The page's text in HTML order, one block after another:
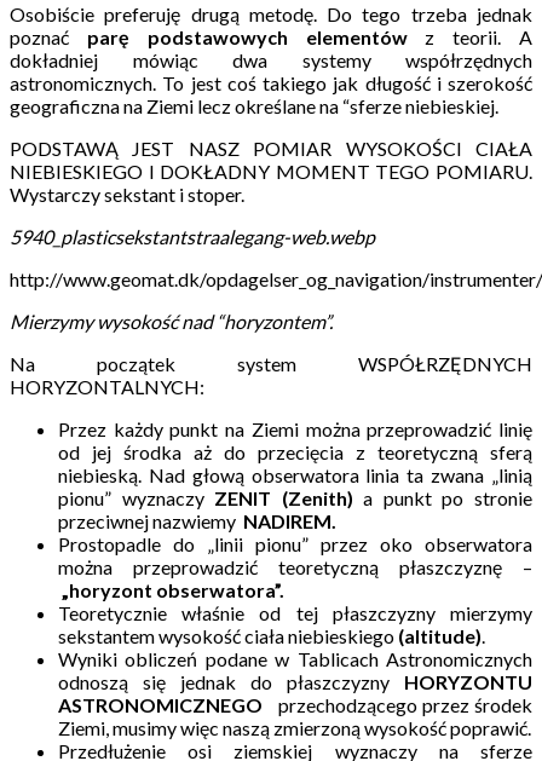
Osobiście preferuję drugą metodę. Do tego trzeba jednak
poznać parę podstawowych elementówz teorii. A
dokładniej mówiąc dwa systemy współrzędnych
astronomicznych. To jest coś takiego jak długość i szerokość
geograficzna na Ziemi lecz określane na “sferze niebieskiej.
PODSTAWĄ JEST NASZ POMIAR WYSOKOŚCI CIAŁA
NIEBIESKIEGO I DOKŁADNY MOMENT TEGO POMIARU.
Wystarczy sekstant i stoper.
5940_plasticsekstantstraalegang-web.webp
http://www.geomat.dk/opdagelser_og_navigation/
Mierzymy wysokość nad “horyzontem”.
Na początek system WSPÓŁRZĘDNYCH
HORYZONTALNYCH:
Przez każdy punkt na Ziemi można przeprowadzić linię
od jej środka aż do przecięcia z teoretyczną sferą
niebieską. Nad głową obserwatora linia ta zwana „linią
pionu” wyznaczy ZENIT (Zenith) a punkt po stronie
przeciwnej nazwiemy NADIREM.
Prostopadle do „linii pionu” przez oko obserwatora
można przeprowadzić teoretyczną płaszczyznę –
„horyzont obserwatora”.
Teoretycznie właśnie od tej płaszczyzny mierzymy
sekstantem wysokość ciała niebieskiego (altitude).
Wyniki obliczeń podane w Tablicach Astronomicznych
odnoszą się jednak do płaszczyzny HORYZONTU
ASTRONOMICZNEGO przechodzącego przez środek
Ziemi, musimy więc naszą zmierzoną wysokość poprawić.
Przedłużenie osi ziemskiej wyznaczy na sferze